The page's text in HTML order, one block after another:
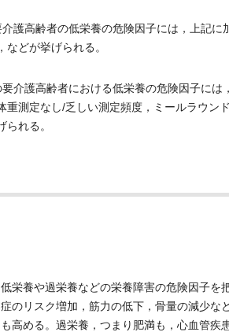
護高齢者の低栄養の危険因子には，上記
などが挙げられる。
介護高齢者における低栄養の危険因子に
重測定なし/乏しい測定頻度，ミールラウン
られる。
栄養や過栄養などの栄養障害の危険因子を
のリスク増加，筋力の低下，骨量の減少
高める。過栄養，つまり肥満も，心血管